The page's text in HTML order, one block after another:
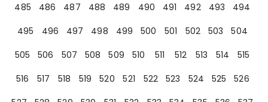
485
486 487 488 489 490 491 492 493
494
495
496 497 498 499 500 501 502 503
504
505
506 507 508 509 510 511 512 513 514
515
516
517 518 519 520 521 522 523 524 525
526